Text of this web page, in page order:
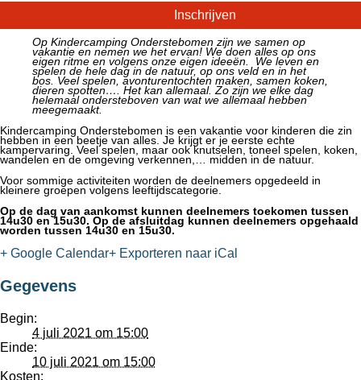
Inschrijven
Op Kindercamping Onderstebomen zijn we samen op
vakantie en nemen we het ervan! We doen alles op ons
eigen ritme en volgens onze eigen ideeën. We leven en
spelen de hele dag in de natuur, op ons veld en in het
bos. Veel spelen, avonturentochten maken, samen koken,
dieren spotten…. Het kan allemaal. Zo zijn we elke dag
helemaal ondersteboven van wat we allemaal hebben
meegemaakt.
Kindercamping Onderstebomen is een vakantie voor kinderen die zin
hebben in een beetje van alles. Je krijgt er je eerste echte
kampervaring. Veel spelen, maar ook knutselen, toneel spelen, koken,
wandelen en de omgeving verkennen,… midden in de natuur.
Voor sommige activiteiten worden de deelnemers opgedeeld in
kleinere groepen volgens leeftijdscategorie.
Op de dag van aankomst kunnen deelnemers toekomen tussen
14u30 en 15u30. Op de afsluitdag kunnen deelnemers opgehaald
worden tussen 14u30 en 15u30.
+ Google Calendar+ Exporteren naar iCal
Gegevens
Begin:
4 juli 2021 om 15:00
Einde:
10 juli 2021 om 15:00
Kosten: